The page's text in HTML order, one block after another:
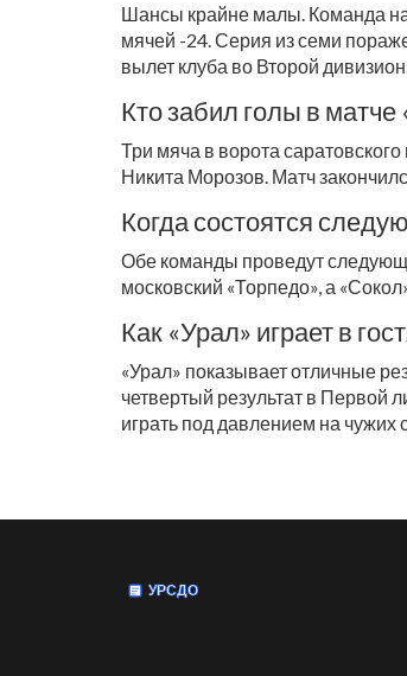
Шансы крайне малы. Команда
мячей -24. Серия из семи
вылет клуба во Второй
Кто забил голы в
Три мяча в ворота
Никита Морозов. Матч
Когда состоятся
Обе команды проведут
московский «Торпедо», а
Как «Урал» играет в
«Урал» показывает отличные
четвертый результат в Первой
играть под давлением на чужих